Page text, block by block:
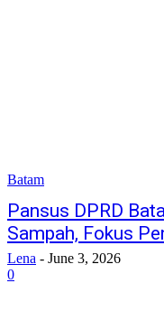
Batam
Pansus DPRD
Sampah, Fokus
Lena - June 3, 2026
0